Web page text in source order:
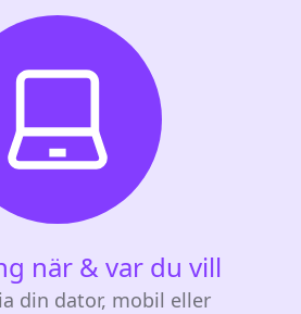
när & var du vill
din dator, mobil eller